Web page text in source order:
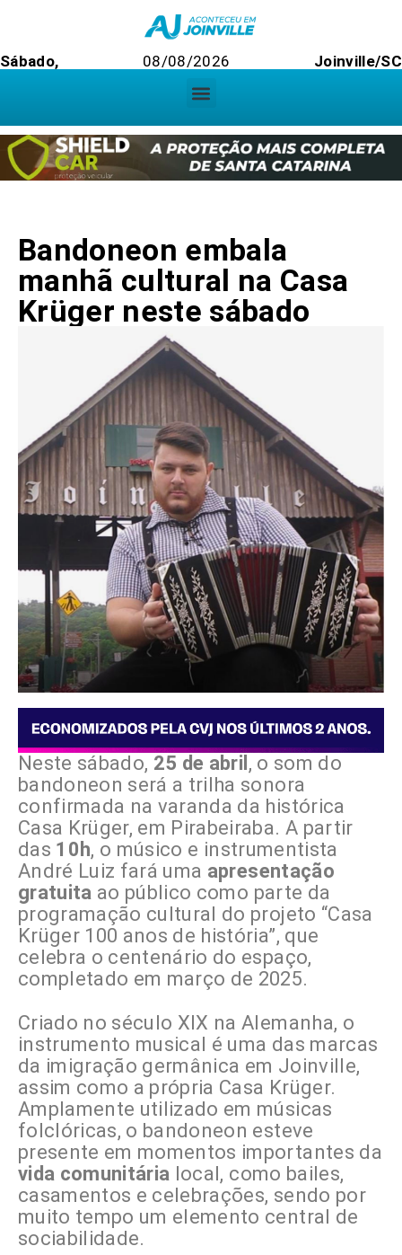
Sábado, 08/08/2026 Joinville/SC
Bandoneon embala
manhã cultural na Casa
Krüger neste sábado
Neste sábado, 25 de abril , o som do
bandoneon será a trilha sonora
confirmada na varanda da histórica
Casa Krüger, em Pirabeiraba. A partir
das 10h, o músico e instrumentista
André Luiz fará uma apresentação
gratuita ao público como parte da
programação cultural do projeto “Casa
Krüger 100 anos de história”, que
celebra o centenário do espaço,
completado em março de 2025.
Criado no século XIX na Alemanha, o
instrumento musical é uma das marcas
da imigração germânica em Joinville,
assim como a própria Casa Krüger.
Amplamente utilizado em músicas
folclóricas, o bandoneon esteve
presente em momentos importantes da
vida comunitária local, como bailes,
casamentos e celebrações, sendo por
muito tempo um elemento central de
sociabilidade.